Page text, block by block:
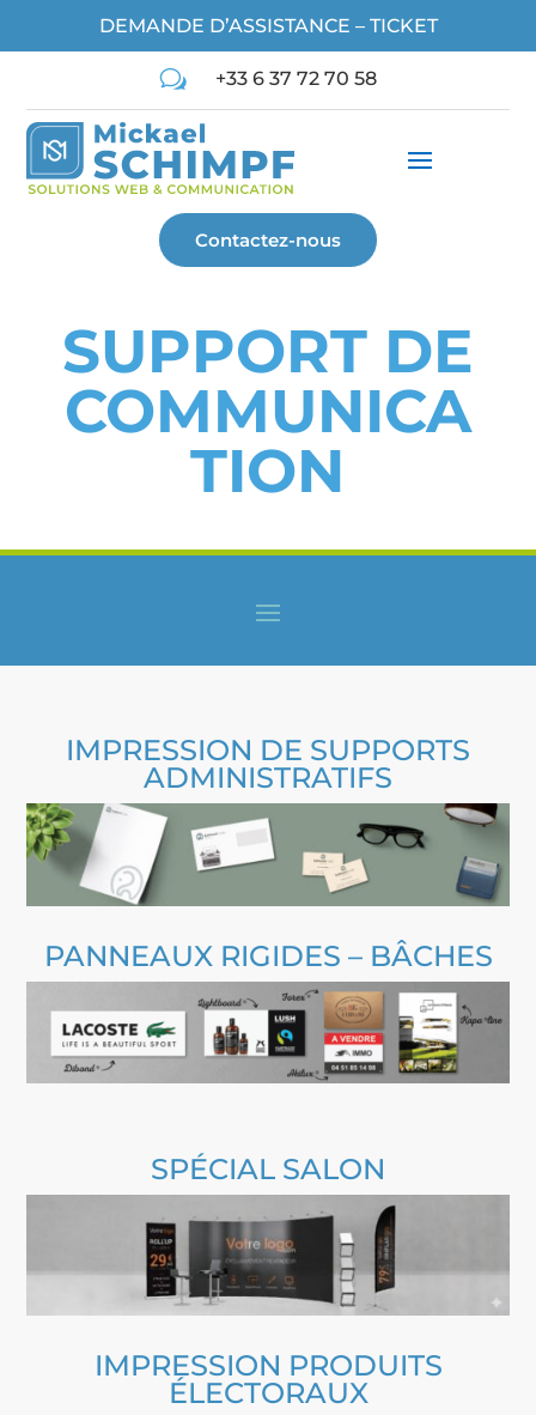
DEMANDE D’ASSISTANCE – TICKET
w +33 6 37 72 70 58
Contactez-nous
SUPPORT DE
COMMUNICA
TION
IMPRESSION DE SUPPORTS
ADMINISTRATIFS
PANNEAUX RIGIDES – BÂCHES
SPÉCIAL SALON
IMPRESSION PRODUITS
ÉLECTORAUX